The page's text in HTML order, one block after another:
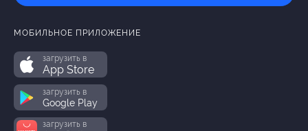
МОБИЛЬНОЕ ПРИЛОЖЕНИЕ
загрузить в
App Store
загрузить в
Google Play
загрузить в